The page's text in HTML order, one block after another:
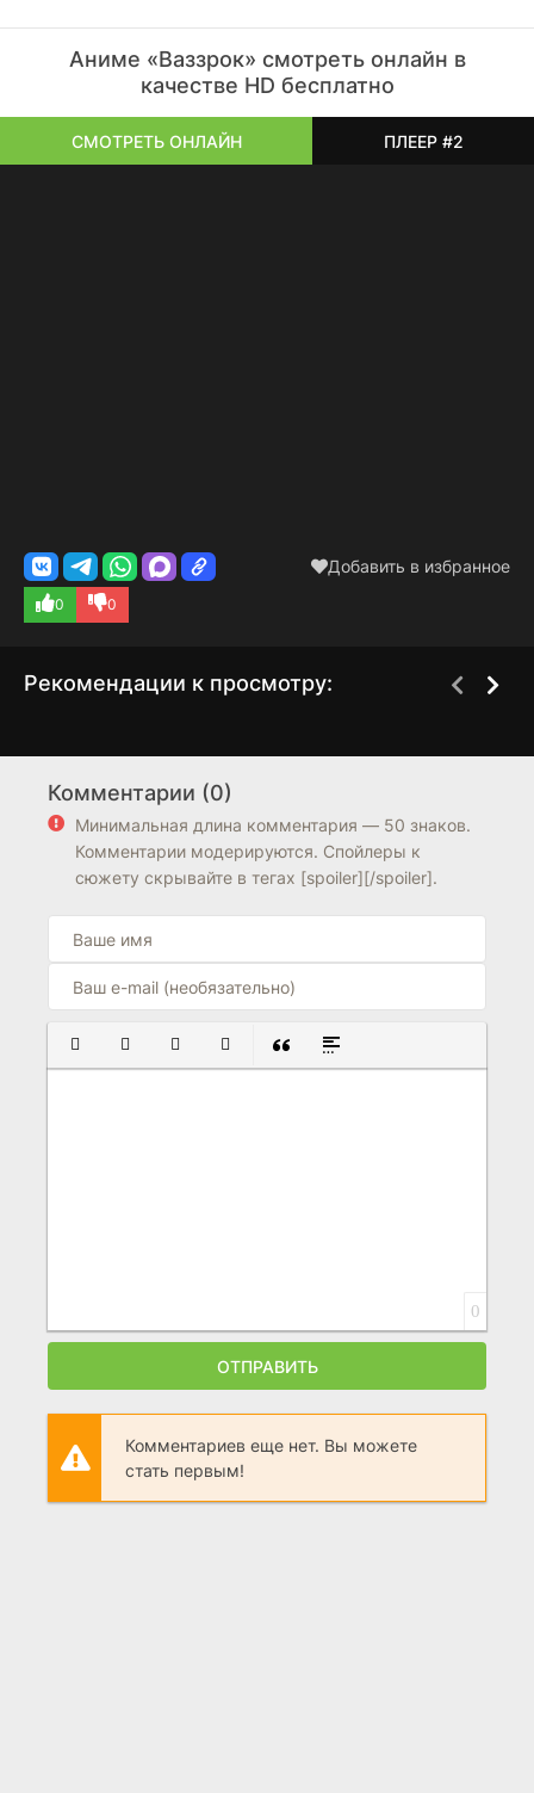
Аниме «Ваззрок» смотреть онлайн в
качестве HD бесплатно
СМОТРЕТЬ ОНЛАЙН ПЛЕЕР #2
Добавить в избранное
0 0
Рекомендации к просмотру:
8.2 7.4
Комментарии (0)
Минимальная длина комментария — 50 знаков.
Комментарии модерируются. Спойлеры к
сюжету скрывайте в тегах [spoiler][/spoiler].
ПОЛУЖИРНЫЙ
КУРСИВПОДЧЕРКНУТЫЙ
ЗАЧЕРКНУТЫЙ
ВСТАВКА ЦИТАТЫ
ВСТАВКА СПОЙЛЕРА
0
ОТПРАВИТЬ
Комментариев еще нет. Вы можете
стать первым!